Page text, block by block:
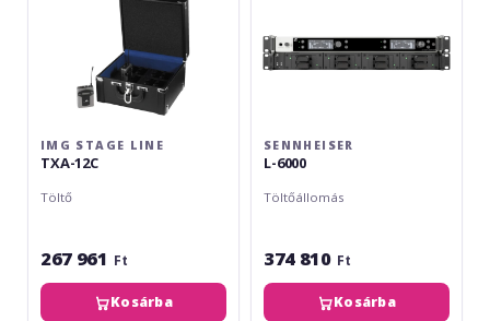
IMG STAGE LINE
TXA-12C
Töltő
267 961 Ft
Kosárba
SENNHEISER
L-6000
Töltőállomás
374 810 Ft
Kosárba